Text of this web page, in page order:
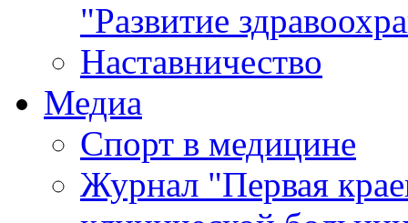
"Развитие
Наставничество
Медиа
Спорт в медицине
Журнал "Первая